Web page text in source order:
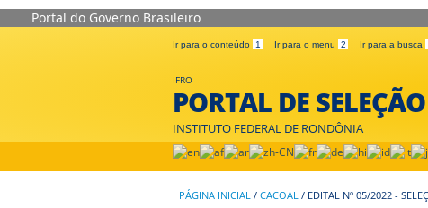
Portal do Governo Brasileiro
Ir para o conteúdo 1 Ir para o menu 2 Ir para a busca
IFRO
PORTAL DE SELEÇÃO
INSTITUTO FEDERAL DE RONDÔNIA
PÁGINA INICIAL / CACOAL / EDITAL Nº 05/2022 -